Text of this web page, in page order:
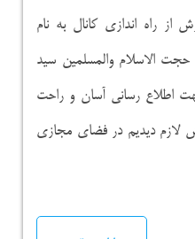
از راه اندازی کانال به نام
الاسلام والمسلمین سید
اطلاع رسانی آسان و راحت
لازم دیدیم در فضای مجازی